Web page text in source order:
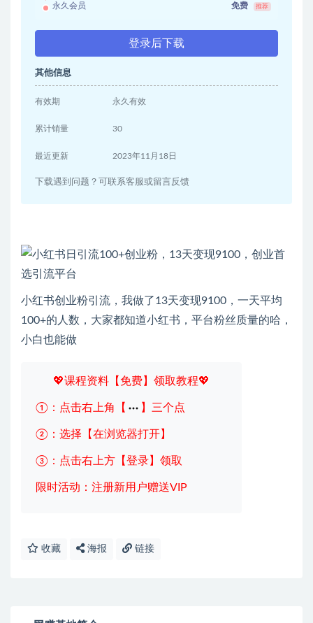
永久会员 免费 推荐
登录后下载
其他信息
有效期 永久有效
累计销量 30
最近更新 2023年11月18日
下载遇到问题？可联系客服或留言反馈
小红书创业粉引流，我做了13天变现9100，一天平均
100+的人数，大家都知道小红书，平台粉丝质量的哈，
小白也能做
💖课程资料【免费】领取教程💖
①：点击右上角【 】三个点
②：选择【在浏览器打开】
③：点击右上方【登录】领取
限时活动：注册新用户赠送VIP
收藏 海报 链接